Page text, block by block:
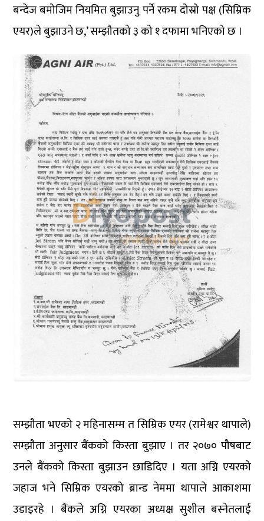
बन्देज बमोजिम नियमित बुझाउनु पर्ने रकम दोस्रो पक्ष (सिम्रिक
एयर)ले बुझाउने छ,’ सम्झौतको ३ को १ दफामा भनिएको छ ।
सम्झौता भएको २ महिनासम्म त सिम्रिक एयर (रामेश्वर थापाले)
सम्झौता अनुसार बैंकको किस्ता बुझाए । तर २०७० पौषबाट
उनले बैंकको किस्ता बुझाउन छाडिदिए । यता अग्नि एयरको
जहाज भने सिम्रिक एयरको ब्रान्ड नेममा थापाले आकाशमा
उडाइरहे । बैंकले अग्नि एयरका अध्यक्ष सुशील बस्नेतलाई